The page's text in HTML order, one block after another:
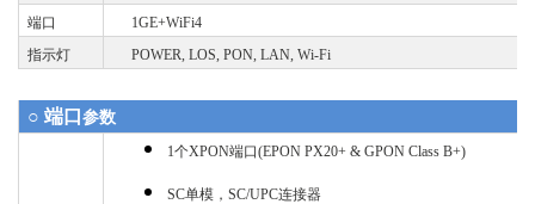
端口
1GE+WiFi4
指示灯
POWER, LOS, PON, LAN, Wi-Fi
○ 端口参数
1个XPON端口(EPON PX20+ & GPON Class B+)
SC单模，SC/UPC连接器